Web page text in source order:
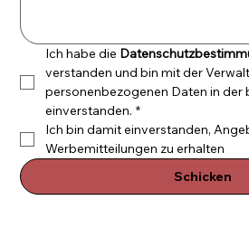
Ich habe die
verstanden und bin mit der
personenbezogenen Daten in der
einverstanden. *
Ich bin damit einverstanden,
Werbemitteilungen zu erhalten
Schicken